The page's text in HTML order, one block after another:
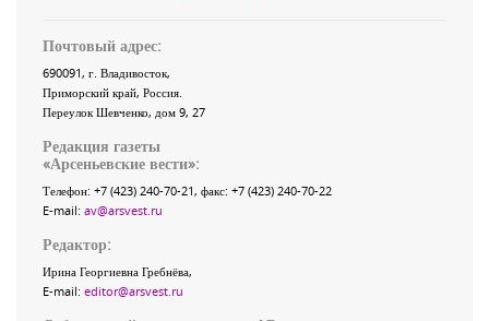
Почтовый адрес:
690091, г. Владивосток,
Приморский край, Россия
Переулок Шевченко, дом 9, 27
Редакция газеты
«Арсеньевские вести»:
Телефон: +7 (423) 240-70-21, факс: +7 (423) 240-70-22
E-mail: av@arsvest.ru
Редактор:
Ирина Георгиевна Гребнёва,
E-mail: editor@arsvest.ru